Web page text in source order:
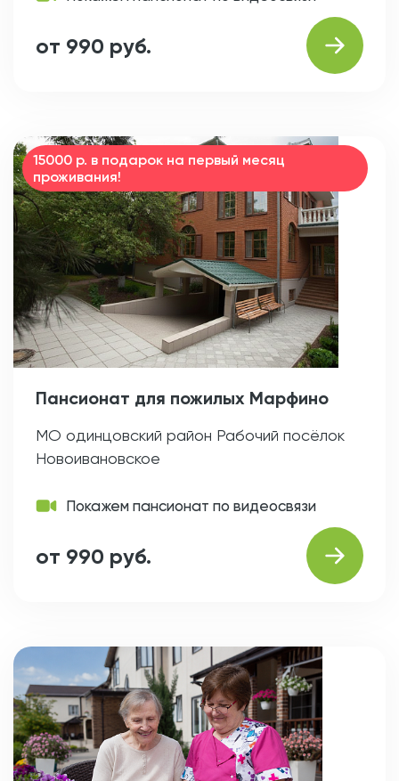
от 990 руб.
15000 р. в подарок на первый месяц
проживания!
Пансионат для пожилых Марфино
МО одинцовский район Рабочий посёлок
Новоивановское
Покажем пансионат по видеосвязи
от 990 руб.